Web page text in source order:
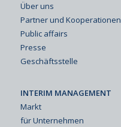
Über uns
Partner und Kooperationen
Public affairs
Presse
Geschäftsstelle
INTERIM MANAGEMENT
Markt
für Unternehmen